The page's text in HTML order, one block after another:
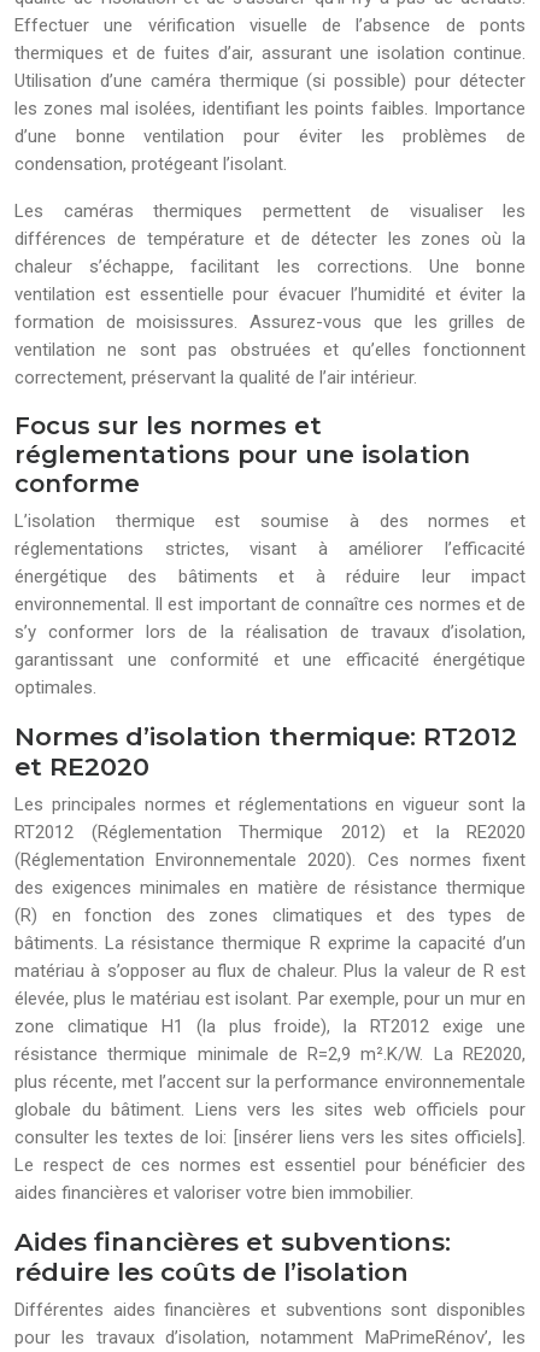
Effectuer une vérification visuelle de l’absence de ponts
thermiques et de fuites d’air, assurant une isolation continue.
Utilisation d’une caméra thermique (si possible) pour détecter
les zones mal isolées, identifiant les points faibles. Importance
d’une bonne ventilation pour éviter les problèmes de
condensation, protégeant l’isolant.
Les caméras thermiques permettent de visualiser les
différences de température et de détecter les zones où la
chaleur s’échappe, facilitant les corrections. Une bonne
ventilation est essentielle pour évacuer l’humidité et éviter la
formation de moisissures. Assurez-vous que les grilles de
ventilation ne sont pas obstruées et qu’elles fonctionnent
correctement, préservant la qualité de l’air intérieur.
Focus sur les normes et
réglementations pour une isolation
conforme
L’isolation thermique est soumise à des normes et
réglementations strictes, visant à améliorer l’efficacité
énergétique des bâtiments et à réduire leur impact
environnemental. Il est important de connaître ces normes et de
s’y conformer lors de la réalisation de travaux d’isolation,
garantissant une conformité et une efficacité énergétique
optimales.
Normes d’isolation thermique: RT2012
et RE2020
Les principales normes et réglementations en vigueur sont la
RT2012 (Réglementation Thermique 2012) et la RE2020
(Réglementation Environnementale 2020). Ces normes fixent
des exigences minimales en matière de résistance thermique
(R) en fonction des zones climatiques et des types de
bâtiments. La résistance thermique R exprime la capacité d’un
matériau à s’opposer au flux de chaleur. Plus la valeur de R est
élevée, plus le matériau est isolant. Par exemple, pour un mur en
zone climatique H1 (la plus froide), la RT2012 exige une
résistance thermique minimale de R=2,9 m².K/W. La RE2020,
plus récente, met l’accent sur la performance environnementale
globale du bâtiment. Liens vers les sites web officiels pour
consulter les textes de loi: [insérer liens vers les sites officiels].
Le respect de ces normes est essentiel pour bénéficier des
aides financières et valoriser votre bien immobilier.
Aides financières et subventions:
réduire les coûts de l’isolation
Différentes aides financières et subventions sont disponibles
pour les travaux d’isolation, notamment MaPrimeRénov’, les